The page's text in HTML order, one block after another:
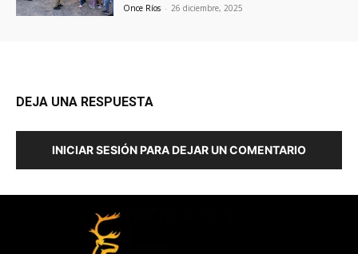
Once Ríos - 26 diciembre, 2025
DEJA UNA RESPUESTA
INICIAR SESIÓN PARA DEJAR UN COMENTARIO